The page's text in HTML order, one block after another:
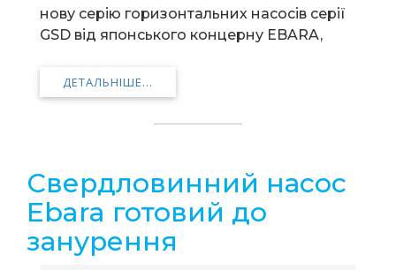
нову серію горизонтальних насосів серії
GSD від японського концерну EBARA,
ДЕТАЛЬНІШЕ...
Свердловинний насос
Ebara готовий до
занурення